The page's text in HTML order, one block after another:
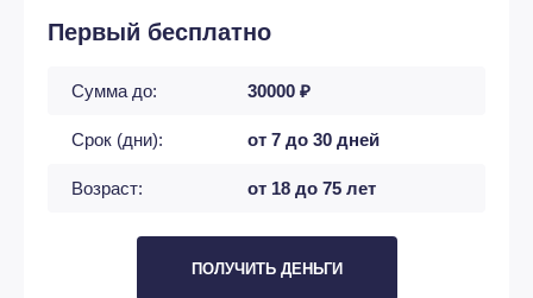
Первый бесплатно
Сумма до: 30000 ₽
Срок (дни): от 7 до 30 дней
Возраст: от 18 до 75 лет
ПОЛУЧИТЬ ДЕНЬГИ